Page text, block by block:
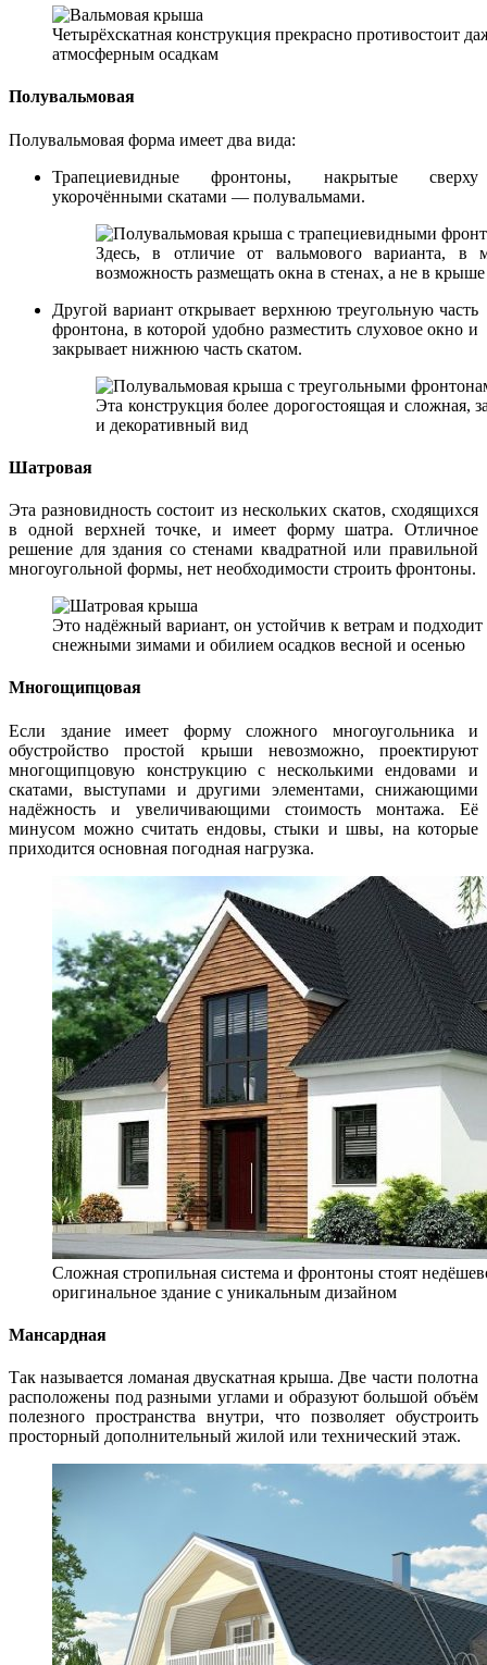
Четырёхскатная конструкция прекрасно противостоит
атмосферным осадкам
Полувальмовая
Полувальмовая форма имеет два вида:
Трапециевидные фронтоны, накрытые сверху
укорочёнными скатами — полувальмами.
Здесь, в отличие от вальмового варианта, в
возможность размещать окна в стенах, а не в крыше
Другой вариант открывает верхнюю треугольную часть
фронтона, в которой удобно разместить слуховое окно и
закрывает нижнюю часть скатом.
Эта конструкция более дорогостоящая и сложная,
и декоративный вид
Шатровая
Эта разновидность состоит из нескольких скатов, сходящихся
в одной верхней точке, и имеет форму шатра. Отличное
решение для здания со стенами квадратной или правильной
многоугольной формы, нет необходимости строить фронтоны.
Это надёжный вариант, он устойчив к ветрам и подходит
снежными зимами и обилием осадков весной и осенью
Многощипцовая
Если здание имеет форму сложного многоугольника и
обустройство простой крыши невозможно, проектируют
многощипцовую конструкцию с несколькими ендовами и
скатами, выступами и другими элементами, снижающими
надёжность и увеличивающими стоимость монтажа. Её
минусом можно считать ендовы, стыки и швы, на которые
приходится основная погодная нагрузка.
Сложная стропильная система и фронтоны стоят
оригинальное здание с уникальным дизайном
Мансардная
Так называется ломаная двускатная крыша. Две части полотна
расположены под разными углами и образуют большой объём
полезного пространства внутри, что позволяет обустроить
просторный дополнительный жилой или технический этаж.